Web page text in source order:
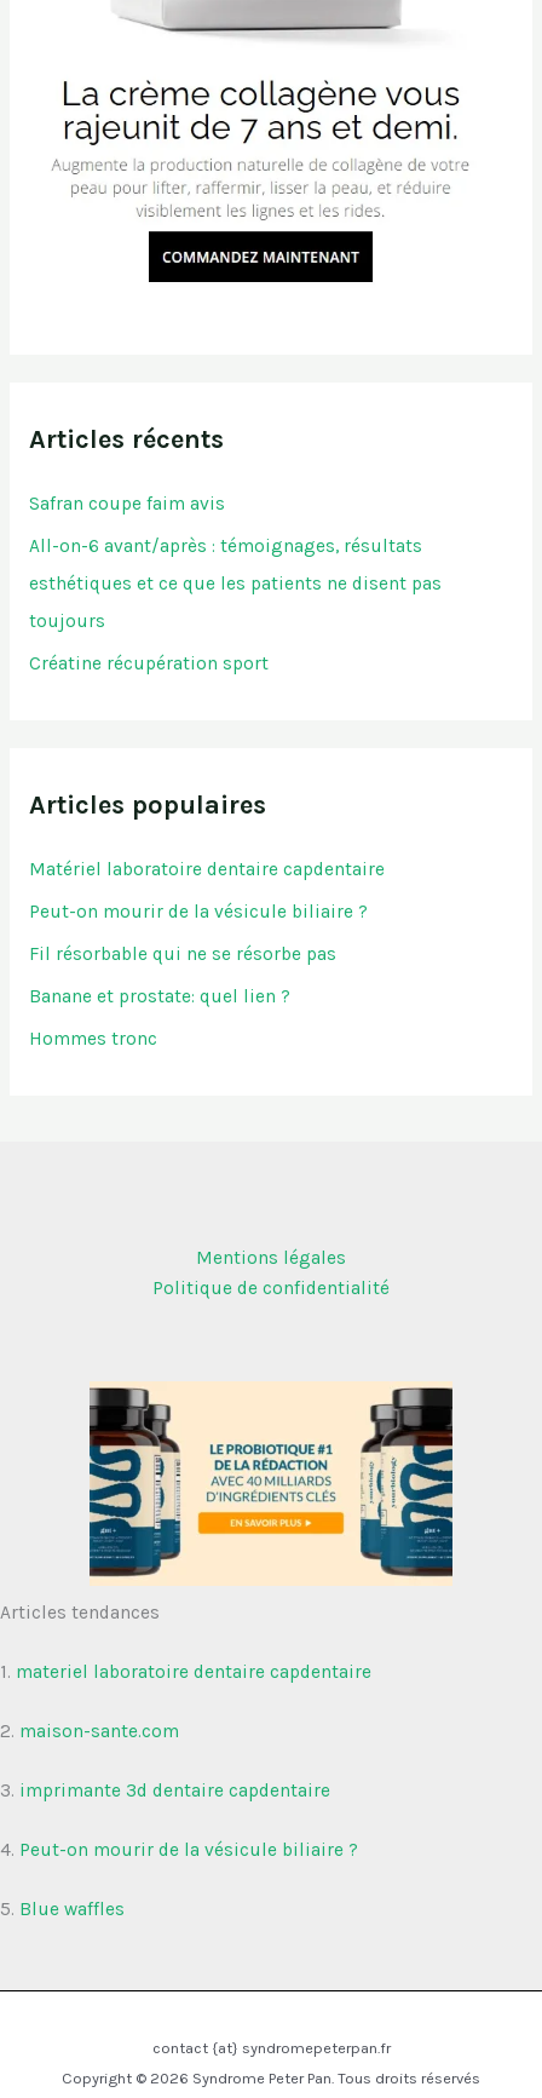
Articles récents
Safran coupe faim avis
All-on-6 avant/après : témoignages, résultats
esthétiques et ce que les patients ne disent pas
toujours
Créatine récupération sport
Articles populaires
Matériel laboratoire dentaire capdentaire
Peut-on mourir de la vésicule biliaire ?
Fil résorbable qui ne se résorbe pas
Banane et prostate: quel lien ?
Hommes tronc
Mentions légales
Politique de confidentialité
Articles tendances
1. materiel laboratoire dentaire capdentaire
2. maison-sante.com
3. imprimante 3d dentaire capdentaire
4. Peut-on mourir de la vésicule biliaire ?
5. Blue waffles
contact {at} syndromepeterpan.fr
Copyright © 2026 Syndrome Peter Pan. Tous droits réservés